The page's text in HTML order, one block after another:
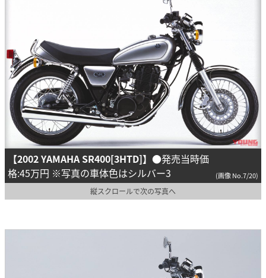
【2002 YAMAHA SR400[3HTD]】 ●発売当時価
格:45万円 ※写真の車体色はシルバー3
(画像 No.7/20)
縦スクロールで次の写真へ